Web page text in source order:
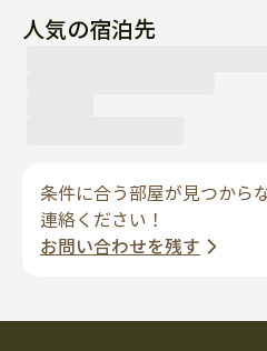
人気の宿泊先
条件に合う部屋が見つから
連絡ください！
お問い合わせを残す